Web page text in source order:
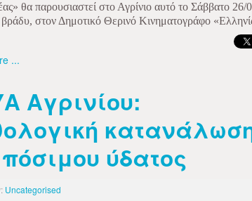
θα παρουσιαστεί στο Αγρίνιο αυτό το Σάββατο 26/
στον Δημοτικό Θερινό Κινηματογράφο
...
Αγρινίου:
ύδατος
Uncategorised